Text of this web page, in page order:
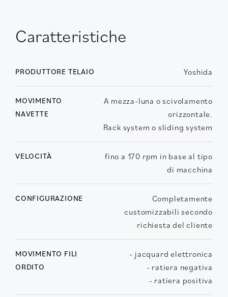
Caratteristiche
PRODUTTORE TELAIO Yoshida
MOVIMENTO
NAVETTE
A mezza-luna o scivolamento
orizzontale.
Rack system o sliding system
VELOCITÀ
fino a 170 rpm in base al tipo
di macchina
CONFIGURAZIONE
Completamente
customizzabili secondo
richiesta del cliente
MOVIMENTO FILI
ORDITO
- jacquard elettronica
- ratiera negativa
- ratiera positiva